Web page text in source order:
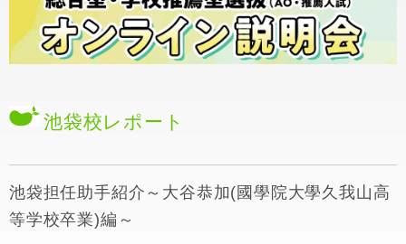
池袋校レポート
池袋担任助手紹介～大谷恭加(國學院大學久我山高
等学校卒業)編～